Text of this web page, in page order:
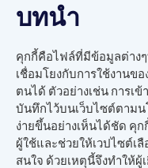
บทนำ
คุกกี้คือไฟล์ที่มีข้อมูลต่าง
เชื่อมโยงกับการใช้งานข
ตนได้ ตัวอย่างเช่น การเ
บันทึกไว้บนเว็บไซต์ตามน
ง่ายขึ้นอย่างเห็นได้ชัด คุ
ผู้ใช้และช่วยให้เวปไซต์เ
สนใจ ด้วยเหตุนี้จึงทำให้